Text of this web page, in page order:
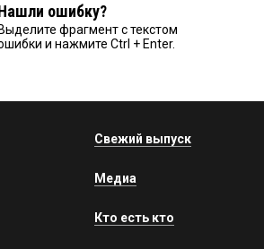
ошибку?
Выделите фрагмент с текстом
и нажмите Ctrl + Enter.
Свежий выпуск
Медиа
Кто есть кто